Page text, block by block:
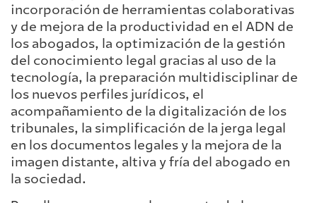
incorporación de herramientas colaborativas
y de mejora de la productividad en el ADN de
los abogados, la optimización de la gestión
del conocimiento legal gracias al uso de la
tecnología, la preparación multidisciplinar de
los nuevos perfiles jurídicos, el
acompañamiento de la digitalización de los
tribunales, la simplificación de la jerga legal
en los documentos legales y la mejora de la
imagen distante, altiva y fría del abogado en
la sociedad.